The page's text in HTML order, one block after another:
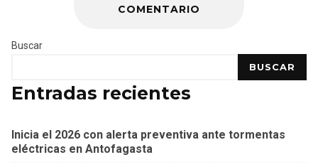
COMENTARIO
Buscar
BUSCAR
Entradas recientes
Inicia el 2026 con alerta preventiva ante tormentas
eléctricas en Antofagasta